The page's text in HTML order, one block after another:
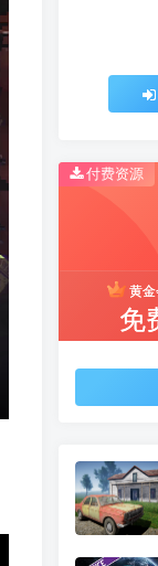
付费资源
黄
免
推荐开
推荐开
免